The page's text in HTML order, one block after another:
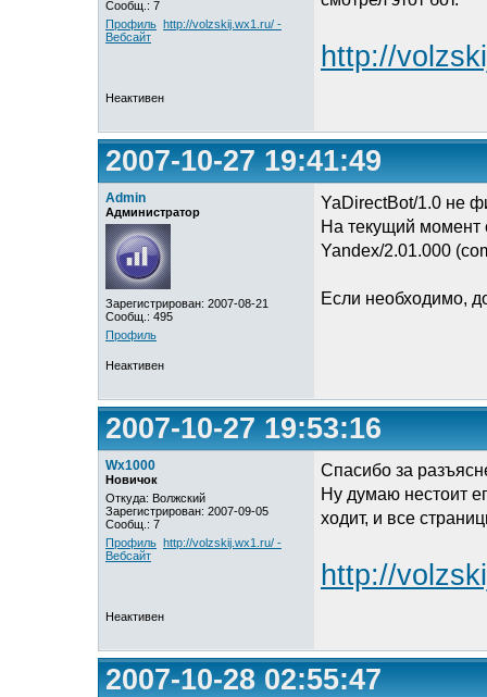
Сообщ.: 7
Профиль http://volzskij.wx1.ru/ -
Вебсайт
http://
Неактивен
2007-10-27 19:41:49
Admin
Администратор
Зарегистрирован: 2007-08-21
Сообщ.: 495
Профиль
YaDirectBot/1.0 не
На текущий момент
Yandex/2.01.000
Если необходимо,
Неактивен
2007-10-27 19:53:16
Wx1000
Новичок
Откуда: Волжский
Зарегистрирован: 2007-09-05
Сообщ.: 7
Профиль http://volzskij.wx1.ru/ -
Вебсайт
Спасибо за
Ну думаю нестоит
ходит, и все
http://
Неактивен
2007-10-28 02:55:47